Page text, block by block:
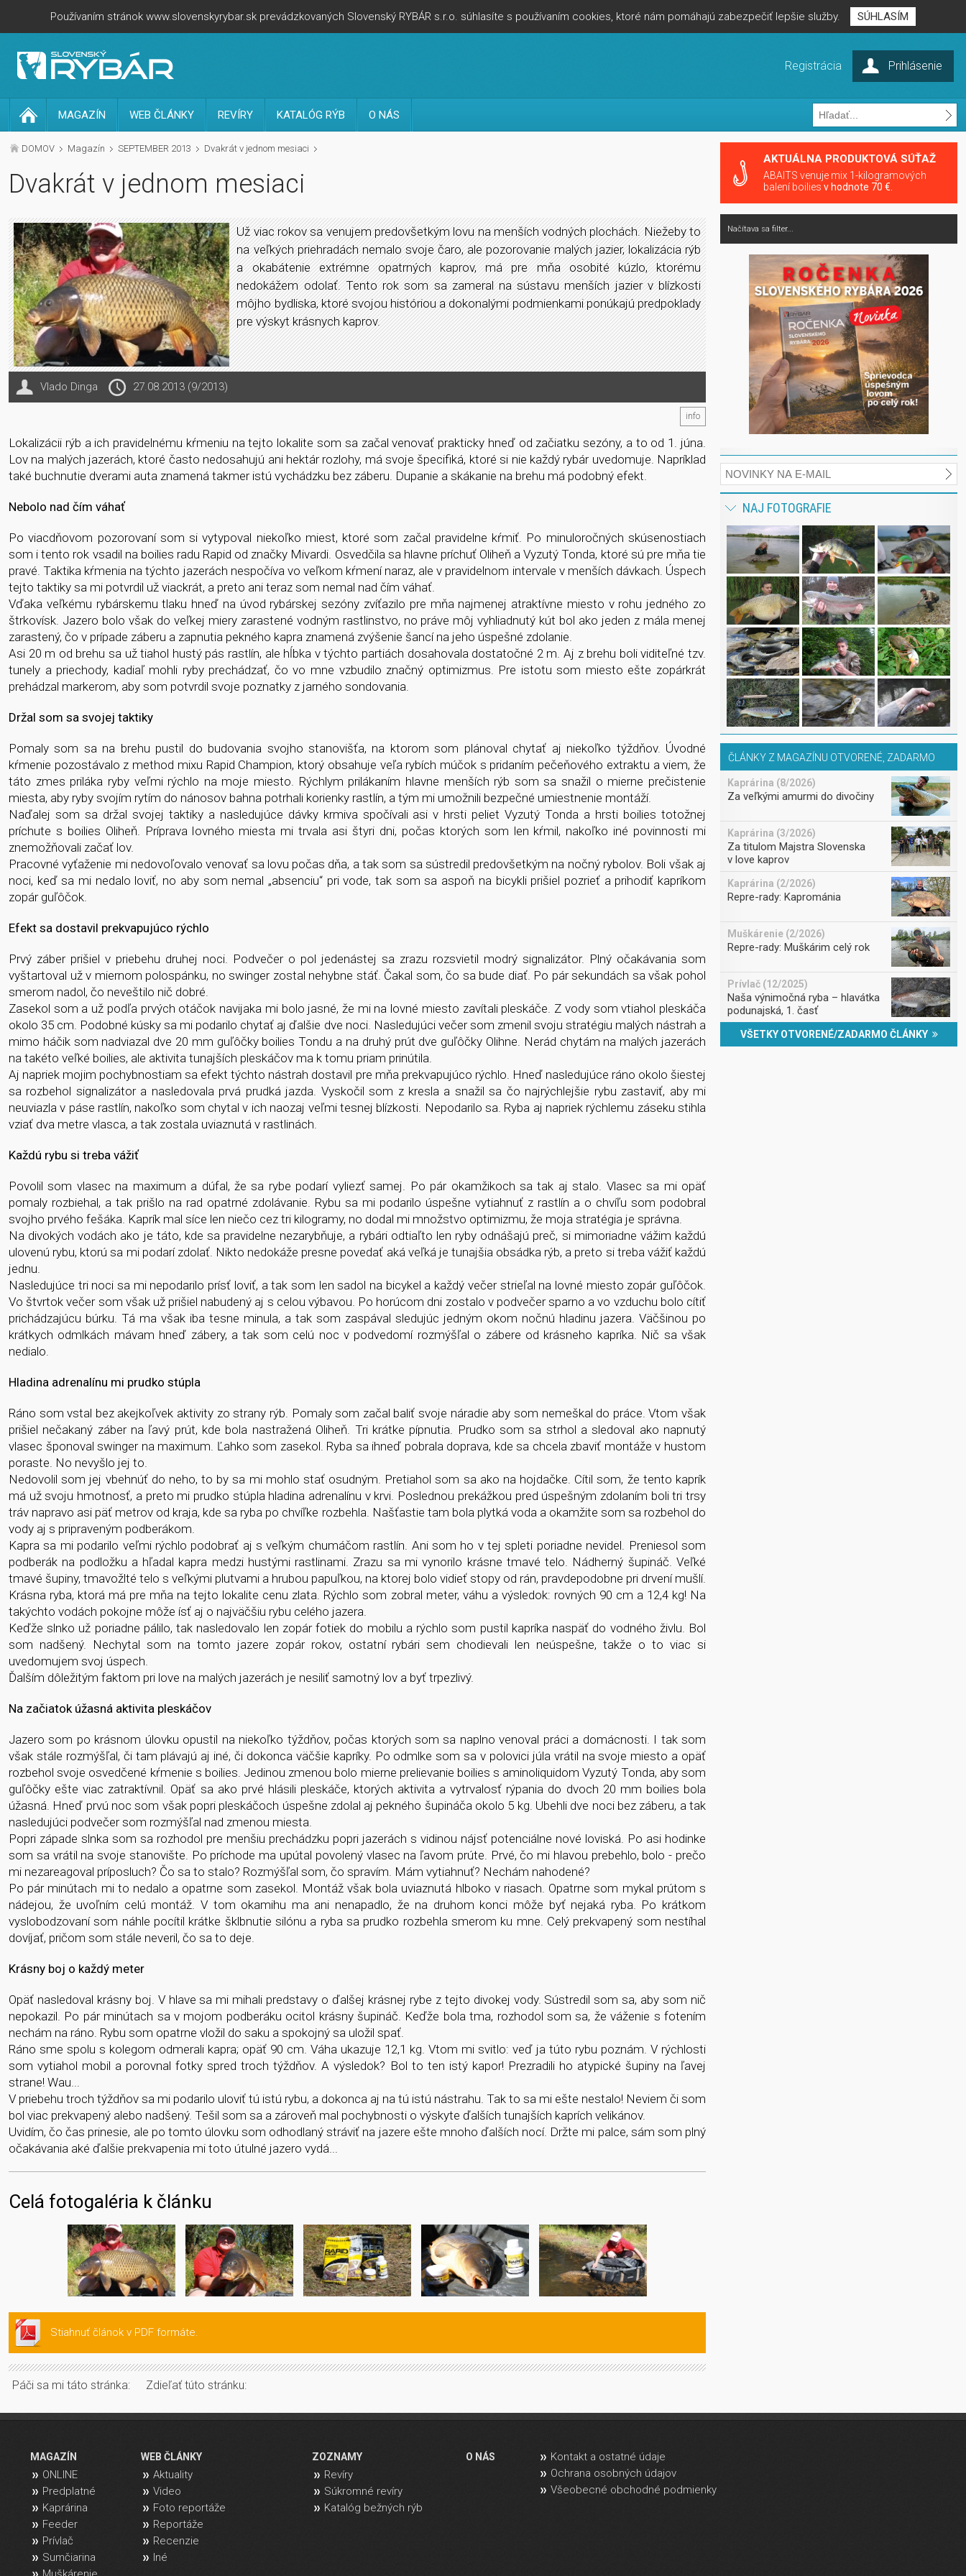
Používaním stránok www.slovenskyrybar.sk prevádzkovaných Slovenský RYBÁR s.r.o. súhlasíte s používaním cookies, ktoré nám pomáhajú zabezpečiť lepšie služby. SÚHLASÍM
Prihlásenie
Registrácia
MAGAZÍN WEB ČLÁNKY REVÍRY KATALÓG RÝB O NÁS
DOMOV Magazín SEPTEMBER 2013 Dvakrát v jednom mesiaci
Dvakrát v jednom mesiaci
Už viac rokov sa venujem predovšetkým lovu na menších vodných plochách. Niežeby to
na veľkých priehradách nemalo svoje čaro, ale pozorovanie malých jazier, lokalizácia rýb
a okabátenie extrémne opatrných kaprov, má pre mňa osobité kúzlo, ktorému
nedokážem odolať. Tento rok som sa zameral na sústavu menších jazier v blízkosti
môjho bydliska, ktoré svojou históriou a dokonalými podmienkami ponúkajú predpoklady
pre výskyt krásnych kaprov.
Vlado Dinga 27.08.2013 (9/2013)
info
Lokalizácii rýb a ich pravidelnému kŕmeniu na tejto lokalite som sa začal venovať prakticky hneď od začiatku sezóny, a to od 1. júna.
Lov na malých jazerách, ktoré často nedosahujú ani hektár rozlohy, má svoje špecifiká, ktoré si nie každý rybár uvedomuje. Napríklad
také buchnutie dverami auta znamená takmer istú vychádzku bez záberu. Dupanie a skákanie na brehu má podobný efekt.
Nebolo nad čím váhať
Po viacdňovom pozorovaní som si vytypoval niekoľko miest, ktoré som začal pravidelne kŕmiť. Po minuloročných skúsenostiach
som i tento rok vsadil na boilies radu Rapid od značky Mivardi. Osvedčila sa hlavne príchuť Oliheň a Vyzutý Tonda, ktoré sú pre mňa tie
pravé. Taktika kŕmenia na týchto jazerách nespočíva vo veľkom kŕmení naraz, ale v pravidelnom intervale v menších dávkach. Úspech
tejto taktiky sa mi potvrdil už viackrát, a preto ani teraz som nemal nad čím váhať.
Vďaka veľkému rybárskemu tlaku hneď na úvod rybárskej sezóny zvíťazilo pre mňa najmenej atraktívne miesto v rohu jedného zo
štrkovísk. Jazero bolo však do veľkej miery zarastené vodným rastlinstvo, no práve môj vyhliadnutý kút bol ako jeden z mála menej
zarastený, čo v prípade záberu a zapnutia pekného kapra znamená zvýšenie šancí na jeho úspešné zdolanie.
Asi 20 m od brehu sa už tiahol hustý pás rastlín, ale hĺbka v týchto partiách dosahovala dostatočné 2 m. Aj z brehu boli viditeľné tzv.
tunely a priechody, kadiaľ mohli ryby prechádzať, čo vo mne vzbudilo značný optimizmus. Pre istotu som miesto ešte zopárkrát
prehádzal markerom, aby som potvrdil svoje poznatky z jarného sondovania.
Držal som sa svojej taktiky
Pomaly som sa na brehu pustil do budovania svojho stanovišťa, na ktorom som plánoval chytať aj niekoľko týždňov. Úvodné
kŕmenie pozostávalo z method mixu Rapid Champion, ktorý obsahuje veľa rybích múčok s pridaním pečeňového extraktu a viem, že
táto zmes priláka ryby veľmi rýchlo na moje miesto. Rýchlym prilákaním hlavne menších rýb som sa snažil o mierne prečistenie
miesta, aby ryby svojím rytím do nánosov bahna potrhali korienky rastlín, a tým mi umožnili bezpečné umiestnenie montáží.
Naďalej som sa držal svojej taktiky a nasledujúce dávky krmiva spočívali asi v hrsti peliet Vyzutý Tonda a hrsti boilies totožnej
príchute s boilies Oliheň. Príprava lovného miesta mi trvala asi štyri dni, počas ktorých som len kŕmil, nakoľko iné povinnosti mi
znemožňovali začať lov.
Pracovné vyťaženie mi nedovoľovalo venovať sa lovu počas dňa, a tak som sa sústredil predovšetkým na nočný rybolov. Boli však aj
noci, keď sa mi nedalo loviť, no aby som nemal „absenciu“ pri vode, tak som sa aspoň na bicykli prišiel pozrieť a prihodiť kapríkom
zopár guľôčok.
Efekt sa dostavil prekvapujúco rýchlo
Prvý záber prišiel v priebehu druhej noci. Podvečer o pol jedenástej sa zrazu rozsvietil modrý signalizátor. Plný očakávania som
vyštartoval už v miernom polospánku, no swinger zostal nehybne stáť. Čakal som, čo sa bude diať. Po pár sekundách sa však pohol
smerom nadol, čo neveštilo nič dobré.
Zasekol som a už podľa prvých otáčok navijaka mi bolo jasné, že mi na lovné miesto zavítali pleskáče. Z vody som vtiahol pleskáča
okolo 35 cm. Podobné kúsky sa mi podarilo chytať aj ďalšie dve noci. Nasledujúci večer som zmenil svoju stratégiu malých nástrah a
mimo háčik som nadviazal dve 20 mm guľôčky boilies Tondu a na druhý prút dve guľôčky Olihne. Nerád chytám na malých jazerách
na takéto veľké boilies, ale aktivita tunajších pleskáčov ma k tomu priam prinútila.
Aj napriek mojim pochybnostiam sa efekt týchto nástrah dostavil pre mňa prekvapujúco rýchlo. Hneď nasledujúce ráno okolo šiestej
sa rozbehol signalizátor a nasledovala prvá prudká jazda. Vyskočil som z kresla a snažil sa čo najrýchlejšie rybu zastaviť, aby mi
neuviazla v páse rastlín, nakoľko som chytal v ich naozaj veľmi tesnej blízkosti. Nepodarilo sa. Ryba aj napriek rýchlemu záseku stihla
vziať dva metre vlasca, a tak zostala uviaznutá v rastlinách.
Každú rybu si treba vážiť
Povolil som vlasec na maximum a dúfal, že sa rybe podarí vyliezť samej. Po pár okamžikoch sa tak aj stalo. Vlasec sa mi opäť
pomaly rozbiehal, a tak prišlo na rad opatrné zdolávanie. Rybu sa mi podarilo úspešne vytiahnuť z rastlín a o chvíľu som podobral
svojho prvého fešáka. Kaprík mal síce len niečo cez tri kilogramy, no dodal mi množstvo optimizmu, že moja stratégia je správna.
Na divokých vodách ako je táto, kde sa pravidelne nezarybňuje, a rybári odtiaľto len ryby odnášajú preč, si mimoriadne vážim každú
ulovenú rybu, ktorú sa mi podarí zdolať. Nikto nedokáže presne povedať aká veľká je tunajšia obsádka rýb, a preto si treba vážiť každú
jednu.
Nasledujúce tri noci sa mi nepodarilo prísť loviť, a tak som len sadol na bicykel a každý večer strieľal na lovné miesto zopár guľôčok.
Vo štvrtok večer som však už prišiel nabudený aj s celou výbavou. Po horúcom dni zostalo v podvečer sparno a vo vzduchu bolo cítiť
prichádzajúcu búrku. Tá ma však iba tesne minula, a tak som zaspával sledujúc jedným okom nočnú hladinu jazera. Väčšinou po
krátkych odmlkách mávam hneď zábery, a tak som celú noc v podvedomí rozmýšľal o zábere od krásneho kapríka. Nič sa však
nedialo.
Hladina adrenalínu mi prudko stúpla
Ráno som vstal bez akejkoľvek aktivity zo strany rýb. Pomaly som začal baliť svoje náradie aby som nemeškal do práce. Vtom však
prišiel nečakaný záber na ľavý prút, kde bola nastražená Oliheň. Tri krátke pípnutia. Prudko som sa strhol a sledoval ako napnutý
vlasec šponoval swinger na maximum. Ľahko som zasekol. Ryba sa ihneď pobrala doprava, kde sa chcela zbaviť montáže v hustom
poraste. No nevyšlo jej to.
Nedovolil som jej vbehnúť do neho, to by sa mi mohlo stať osudným. Pretiahol som sa ako na hojdačke. Cítil som, že tento kaprík
má už svoju hmotnosť, a preto mi prudko stúpla hladina adrenalínu v krvi. Poslednou prekážkou pred úspešným zdolaním boli tri trsy
tráv napravo asi päť metrov od kraja, kde sa ryba po chvíľke rozbehla. Našťastie tam bola plytká voda a okamžite som sa rozbehol do
vody aj s pripraveným podberákom.
Kapra sa mi podarilo veľmi rýchlo podobrať aj s veľkým chumáčom rastlín. Ani som ho v tej spleti poriadne nevidel. Preniesol som
podberák na podložku a hľadal kapra medzi hustými rastlinami. Zrazu sa mi vynorilo krásne tmavé telo. Nádherný šupináč. Veľké
tmavé šupiny, tmavožlté telo s veľkými plutvami a hrubou papuľkou, na ktorej bolo vidieť stopy od rán, pravdepodobne pri drvení mušlí.
Krásna ryba, ktorá má pre mňa na tejto lokalite cenu zlata. Rýchlo som zobral meter, váhu a výsledok: rovných 90 cm a 12,4 kg! Na
takýchto vodách pokojne môže ísť aj o najväčšiu rybu celého jazera.
Keďže slnko už poriadne pálilo, tak nasledovalo len zopár fotiek do mobilu a rýchlo som pustil kapríka naspäť do vodného živlu. Bol
som nadšený. Nechytal som na tomto jazere zopár rokov, ostatní rybári sem chodievali len neúspešne, takže o to viac si
uvedomujem svoj úspech.
Ďalším dôležitým faktom pri love na malých jazerách je nesiliť samotný lov a byť trpezlivý.
Na začiatok úžasná aktivita pleskáčov
Jazero som po krásnom úlovku opustil na niekoľko týždňov, počas ktorých som sa naplno venoval práci a domácnosti. I tak som
však stále rozmýšľal, či tam plávajú aj iné, či dokonca väčšie kapríky. Po odmlke som sa v polovici júla vrátil na svoje miesto a opäť
rozbehol svoje osvedčené kŕmenie s boilies. Jedinou zmenou bolo mierne prelievanie boilies s aminoliquidom Vyzutý Tonda, aby som
guľôčky ešte viac zatraktívnil. Opäť sa ako prvé hlásili pleskáče, ktorých aktivita a vytrvalosť rýpania do dvoch 20 mm boilies bola
úžasná. Hneď prvú noc som však popri pleskáčoch úspešne zdolal aj pekného šupináča okolo 5 kg. Ubehli dve noci bez záberu, a tak
nasledujúci podvečer som rozmýšľal nad zmenou miesta.
Popri západe slnka som sa rozhodol pre menšiu prechádzku popri jazerách s vidinou nájsť potenciálne nové loviská. Po asi hodinke
som sa vrátil na svoje stanovište. Po príchode ma upútal povolený vlasec na ľavom prúte. Prvé, čo mi hlavou prebehlo, bolo - prečo
mi nezareagoval príposluch? Čo sa to stalo? Rozmýšľal som, čo spravím. Mám vytiahnuť? Nechám nahodené?
Po pár minútach mi to nedalo a opatrne som zasekol. Montáž však bola uviaznutá hlboko v riasach. Opatrne som mykal prútom s
nádejou, že uvoľním celú montáž. V tom okamihu ma ani nenapadlo, že na druhom konci môže byť nejaká ryba. Po krátkom
vyslobodzovaní som náhle pocítil krátke šklbnutie silónu a ryba sa prudko rozbehla smerom ku mne. Celý prekvapený som nestíhal
dovíjať, pričom som stále neveril, čo sa to deje.
Krásny boj o každý meter
Opäť nasledoval krásny boj. V hlave sa mi mihali predstavy o ďalšej krásnej rybe z tejto divokej vody. Sústredil som sa, aby som nič
nepokazil. Po pár minútach sa v mojom podberáku ocitol krásny šupináč. Keďže bola tma, rozhodol som sa, že váženie s fotením
nechám na ráno. Rybu som opatrne vložil do saku a spokojný sa uložil spať.
Ráno sme spolu s kolegom odmerali kapra; opäť 90 cm. Váha ukazuje 12,1 kg. Vtom mi svitlo: veď ja túto rybu poznám. V rýchlosti
som vytiahol mobil a porovnal fotky spred troch týždňov. A výsledok? Bol to ten istý kapor! Prezradili ho atypické šupiny na ľavej
strane! Wau...
V priebehu troch týždňov sa mi podarilo uloviť tú istú rybu, a dokonca aj na tú istú nástrahu. Tak to sa mi ešte nestalo! Neviem či som
bol viac prekvapený alebo nadšený. Tešil som sa a zároveň mal pochybnosti o výskyte ďalších tunajších kaprích velikánov.
Uvidím, čo čas prinesie, ale po tomto úlovku som odhodlaný stráviť na jazere ešte mnoho ďalších nocí. Držte mi palce, sám som plný
očakávania aké ďalšie prekvapenia mi toto útulné jazero vydá...
Celá fotogaléria k článku
Stiahnuť článok v PDF formáte.
Páči sa mi táto stránka: Zdieľať túto stránku:
AKTUÁLNA PRODUKTOVÁ SÚŤAŽ
ABAITS venuje mix 1-kilogramových
balení boilies v hodnote 70 €.
Načítava sa filter...
NAJ FOTOGRAFIE
ČLÁNKY Z MAGAZÍNU OTVORENÉ, ZADARMO
Kaprárina (8/2026)
Za veľkými amurmi do divočiny
Kaprárina (3/2026)
Za titulom Majstra Slovenska
v love kaprov
Kaprárina (2/2026)
Repre-rady: Kaprománia
Muškárenie (2/2026)
Repre-rady: Muškárim celý rok
Prívlač (12/2025)
Naša výnimočná ryba – hlavátka
podunajská, 1. časť
VŠETKY OTVORENÉ/ZADARMO ČLÁNKY
MAGAZÍN
ONLINE
Predplatné
Kaprárina
Feeder
Prívlač
Sumčiarina
WEB ČLÁNKY
Aktuality
Video
Foto reportáže
Reportáže
Recenzie
Iné
ZOZNAMY
Revíry
Súkromné revíry
Katalóg bežných rýb
O NÁS
Kontakt a ostatné údaje
Ochrana osobných údajov
Všeobecné obchodné podmienky